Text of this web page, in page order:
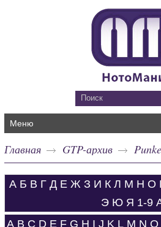
Меню
Главная GTP-архив
А Б В Г Д Е Ж З И К Л М Н О
Э Ю Я 1-9
A B C D E F G H I J K L M N O